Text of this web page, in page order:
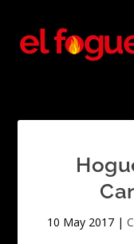
10 May 2017 |